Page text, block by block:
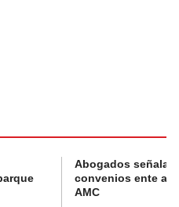
Abogados
convenios ente
AMC